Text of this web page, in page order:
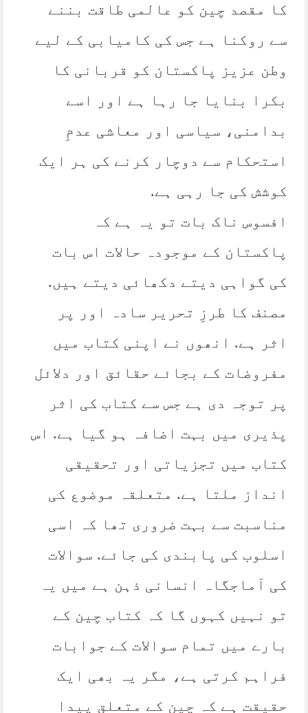
کا مقصد چین کو عالمی طاقت بننے
سے روکنا ہے جس کی کامیابی کے لیے
وطن عزیز پاکستان کو قربانی کا
بکرا بنایا جا رہا ہے اور اسے
بدامنی، سیاسی اور معاشی عدمِ
استحکام سے دوچار کرنے کی ہر ایک
کوشش کی جا رہی ہے.
افسوس ناک بات تو یہ ہے کہ
پاکستان کے موجودہ حالات اس بات
کی گواہی دیتے دکھائی دیتے ہیں.
مصنف کا طرزِ تحریر سادہ اور پر
اثر ہے. انھوں نے اپنی کتاب میں
مفروضات کے بجائے حقائق اور دلائل
پر توجہ دی ہے جس سے کتاب کی اثر
پذیری میں بہت اضافہ ہو گیا ہے. اس
کتاب میں تجزیاتی اور تحقیقی
انداز ملتا ہے. متعلقہ موضوع کی
مناسبت سے بہت ضروری تھا کہ اسی
اسلوب کی پابندی کی جائے. سوالات
کی آماجگاہ انسانی ذہن ہے میں یہ
تو نہیں کہوں گا کہ کتاب چین کے
بارے میں تمام سوالات کے جوابات
فراہم کرتی ہے، مگر یہ بھی ایک
حقیقت ہے کہ چین کے متعلق پیدا